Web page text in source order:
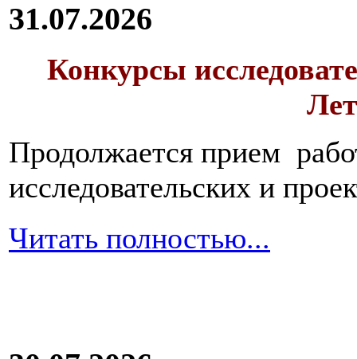
31.07.2026
Конкурсы
Продолжается прием
исследовательских и
Читать полностью...